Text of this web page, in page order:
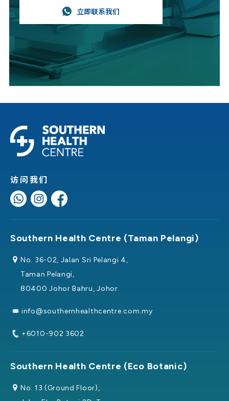
立即联系我们
访问我们
Southern Health Centre (Taman Pelangi)
No. 36-02, Jalan Sri Pelangi 4,
Taman Pelangi,
80400 Johor Bahru, Johor.
info@southernhealthcentre.com.my
+6010-902 3602
Southern Health Centre (Eco Botanic)
No. 13 (Ground Floor),